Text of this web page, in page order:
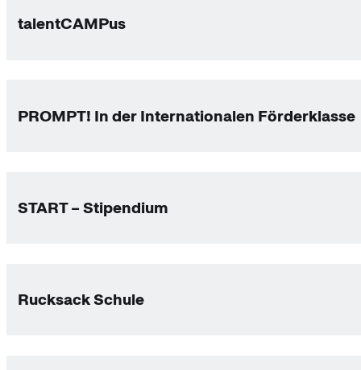
talentCAMPus
PROMPT! In der Internationalen Förderklasse
START – Stipendium
Rucksack Schule